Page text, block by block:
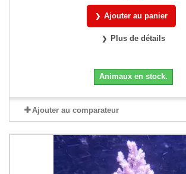
Ajouter au panier
Plus de détails
Animaux en stock.
Ajouter au comparateur